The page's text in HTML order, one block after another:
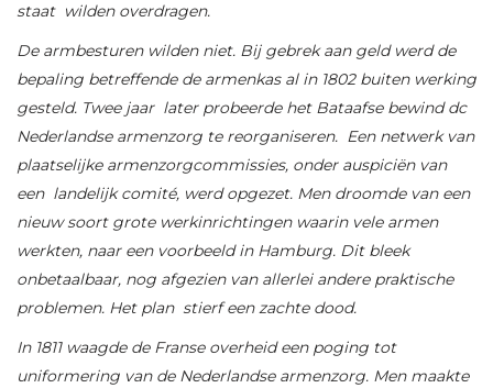
staat wilden overdragen.
De armbesturen wilden niet. Bij gebrek aan geld werd de
bepaling betreffende de armenkas al in 1802 buiten werking
gesteld. Twee jaar later probeerde het Bataafse bewind dc
Nederlandse armenzorg te reorganiseren. Een netwerk van
plaatselijke armenzorgcommissies, onder auspiciën van
een landelijk comité, werd opgezet. Men droomde van een
nieuw soort grote werkinrichtingen waarin vele armen
werkten, naar een voorbeeld in Hamburg. Dit bleek
onbetaalbaar, nog afgezien van allerlei andere praktische
problemen. Het plan stierf een zachte dood.
In 1811 waagde de Franse overheid een poging tot
uniformering van de Nederlandse armenzorg. Men maakte